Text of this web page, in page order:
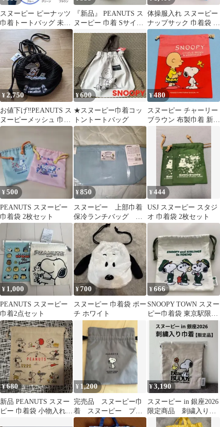
スヌーピー ピーナッツ
巾着トートバッグ 未使
用品
『新品』 PEANUTS ス
ヌーピー 巾着 Sサイズ
2枚セット
体操服入れ スヌーピー
ナップサック 巾着袋 靴
袋 水色 宇宙デザイン
¥2,750
お値下げ‼️PEANUTS ス
ヌーピーメッシュ 巾着
ショルダーバッグ 新品
¥600
★スヌーピー巾着コッ
トントートバッグ
¥480
スヌーピー チャーリー
ブラウン 布製巾着 新
27.5cm✖21cm
¥500
PEANUTS スヌーピー
巾着袋 2枚セット
¥850
スヌーピー 上部巾着
保冷ランチバッグ ブ
ルー 青
¥444
USJ スヌーピー スタジ
オ 巾着袋 2枚セット
¥ 1,000
PEANUTS スヌーピー
巾着2点セット
¥700
スヌーピー 巾着袋 ポー
チ ホワイト
¥666
SNOOPY TOWN スヌー
ピー巾着袋 東京駅限定
PEANUTS
¥680
新品 PEANUTS スヌー
ピー 巾着袋 小物入れ
¥ 1,200
完売品 スヌーピー巾
着 スヌーピー プラ
ザ
¥3,190
スヌーピー in 銀座2026
限定商品 刺繍入り巾
着 銀座三越